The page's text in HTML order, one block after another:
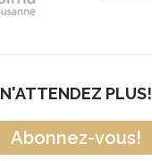
N'ATTENDEZ PLUS!
Abonnez-vous!